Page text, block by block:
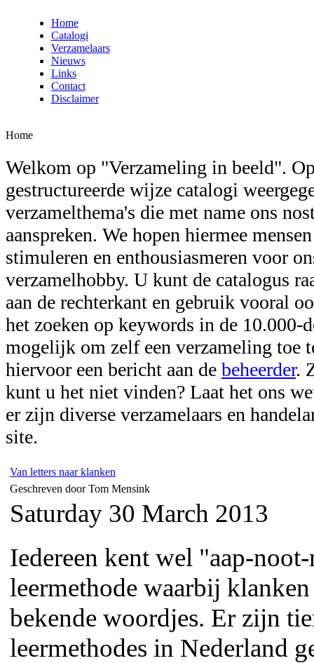
Home
Catalogi
Verzamelaars
Nieuws
Links
Contact
Disclaimer
Home
Welkom op "Verzameling in beeld".
gestructureerde wijze catalogi
verzamelthema's die met name ons
aanspreken. We hopen hiermee
stimuleren en enthousiasmeren voor
verzamelhobby. U kunt de catalogus
aan de rechterkant en gebruik vooral
het zoeken op keywords in de 10.000-
mogelijk om zelf een verzameling toe
hiervoor een bericht aan de beheerder.
kunt u het niet vinden? Laat het ons
er zijn diverse verzamelaars en
site.
Van letters naar klanken
Geschreven door Tom Mensink
Saturday 30 March 2013
Iedereen kent wel "aap-
leermethode waarbij
bekende woordjes. Er zijn
leermethodes in Nederland